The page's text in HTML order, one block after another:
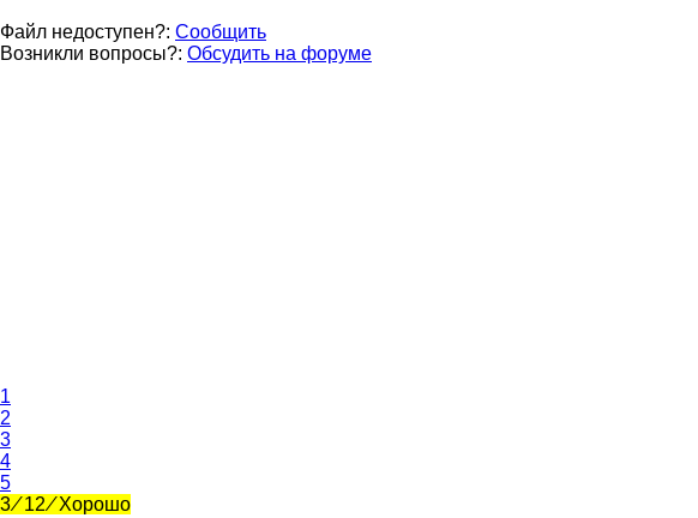
Файл недоступен?: Сообщить
Возникли вопросы?: Обсудить на форуме
1
2
3
4
5
3⁄12⁄Хорошо